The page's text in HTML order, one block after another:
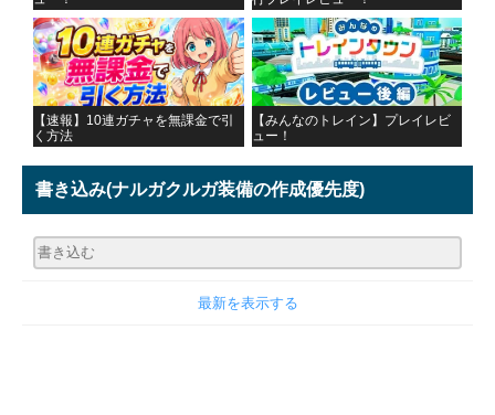
【速報】10連ガチャを無課金で引
く方法
【みんなのトレイン】プレイレビ
ュー！
書き込み(ナルガクルガ装備の作成優先度)
最新を表示する